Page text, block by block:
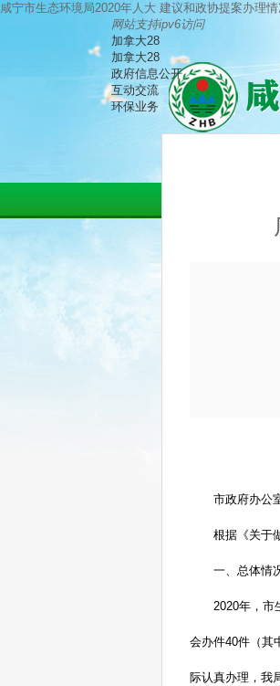
咸宁市生态环境局2020年人大 建议和政协提案办理
网站支持ipv6访问
加拿大28
加拿大28
政府信息公开
互动交流
环保业务
市政府办公
根据《关于
一、总体情
2020年，市
会办件40件（其
际认真办理，我